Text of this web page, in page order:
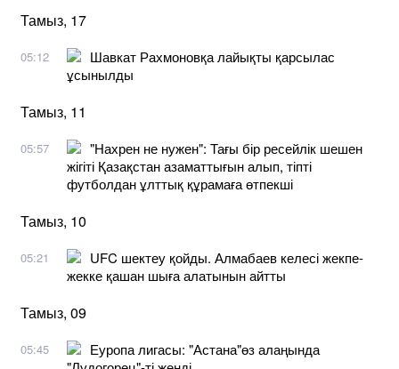
Тамыз, 17
05:12
Шавкат Рахмоновқа лайықты қарсылас
ұсынылды
Тамыз, 11
05:57
"Нахрен не нужен": Тағы бір ресейлік шешен
жігіті Қазақстан азаматтығын алып, тіпті
футболдан ұлттық құрамаға өтпекші
Тамыз, 10
05:21
UFC шектеу қойды. Алмабаев келесі жекпе-
жекке қашан шыға алатынын айтты
Тамыз, 09
05:45
Еуропа лигасы: "Астана"өз алаңында